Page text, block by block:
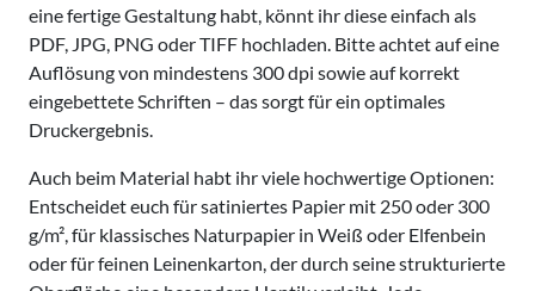
eine fertige Gestaltung habt, könnt ihr diese einfach als
PDF, JPG, PNG oder TIFF hochladen. Bitte achtet auf eine
Auflösung von mindestens 300 dpi sowie auf korrekt
eingebettete Schriften – das sorgt für ein optimales
Druckergebnis.
Auch beim Material habt ihr viele hochwertige Optionen:
Entscheidet euch für satiniertes Papier mit 250 oder 300
g/m², für klassisches Naturpapier in Weiß oder Elfenbein
oder für feinen Leinenkarton, der durch seine strukturierte